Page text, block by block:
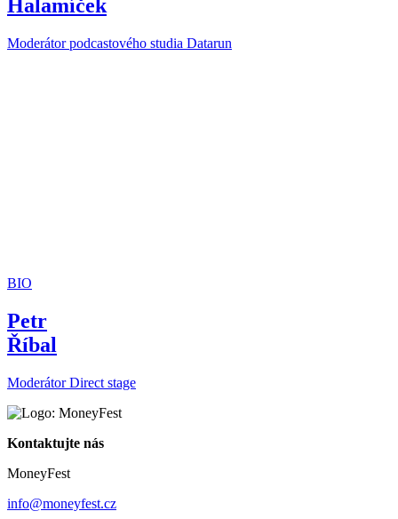
Halamíček
Moderátor podcastového studia Datarun
BIO
Petr
Říbal
Moderátor Direct stage
Kontaktujte nás
MoneyFest
info@moneyfest.cz